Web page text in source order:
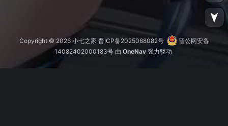
Copyright © 2026 小七之家 晋ICP备2025068082号
晋公网安备
14082402000183号 由 OneNav 强力驱动